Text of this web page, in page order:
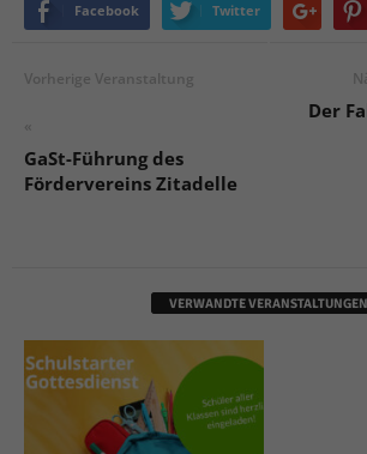
Facebook Twitter
Vorherige Veranstaltung
«
GaSt-Führung des
Fördervereins Zitadelle
Der
VERWANDTE VERANSTALTUNGEN